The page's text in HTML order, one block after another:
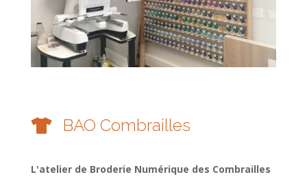
 BAO Combrailles
L'atelier de Broderie Numérique des Combrailles